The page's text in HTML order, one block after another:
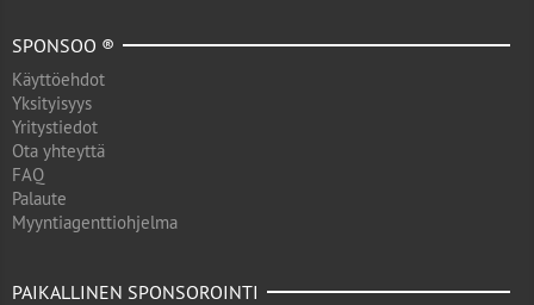
SPONSOO ®
Käyttöehdot
Yksityisyys
Yritystiedot
Ota yhteyttä
FAQ
Palaute
Myyntiagenttiohjelma
PAIKALLINEN SPONSOROINTI